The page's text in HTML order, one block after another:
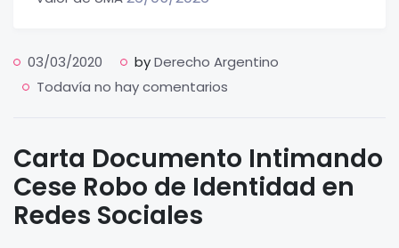
03/03/2020 byDerecho Argentino
Todavía no hay comentarios
Carta Documento Intimando
Cese Robo de Identidad en
Redes Sociales